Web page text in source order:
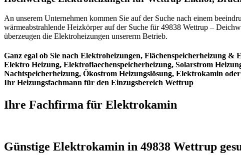
An unserem Unternehmen kommen Sie auf der Suche nach einem
wärmeabstrahlende Heizkörper auf der Suche für 49838 Wettrup –
überzeugen die Elektroheizungen unsererm Betrieb.
Ganz egal ob Sie nach Elektroheizungen, Flächenspeicherheizung
Elektro Heizung, Elektroflaechenspeicherheizung, Solarstrom
Nachtspeicherheizung, Ökostrom Heizungslösung, Elektrokamin
Ihr Heizungsfachmann für den Einzugsbereich Wettrup
Ihre Fachfirma für Elektrokamin
Günstige Elektrokamin in 49838 Wettrup